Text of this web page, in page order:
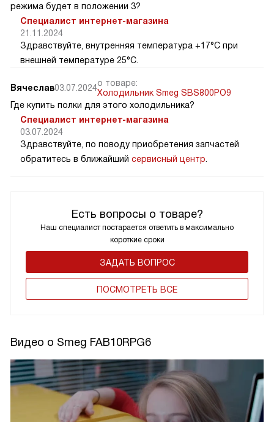
Есть вопросы о товаре?
Наш специалист постарается ответить в максимально
короткие сроки
ЗАДАТЬ ВОПРОС
ПОCМОТРЕТЬ ВСЕ
режима будет в положении 3?
Специалист интернет-магазина
21.11.2024
Здравствуйте, внутренняя температура +17°C при
внешней температуре 25°C.
Вячеслав03.07.2024о товаре:
Холодильник Smeg SBS800PO9
Где купить полки для этого холодильника?
Специалист интернет-магазина
03.07.2024
Здравствуйте, по поводу приобретения запчастей
обратитесь в ближайший сервисный центр
Видео о Smeg FAB10RPG6